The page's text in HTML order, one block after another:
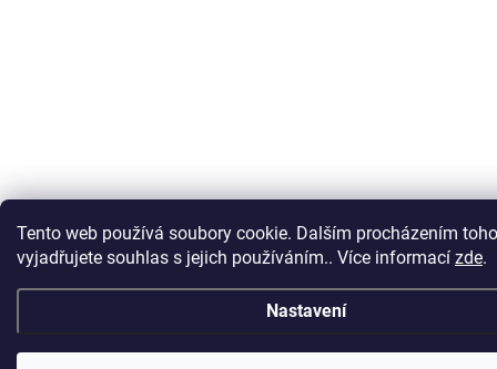
Tento web používá soubory cookie. Dalším procházením
vyjadřujete souhlas s jejich používáním.. Více informací zde.
Nastavení